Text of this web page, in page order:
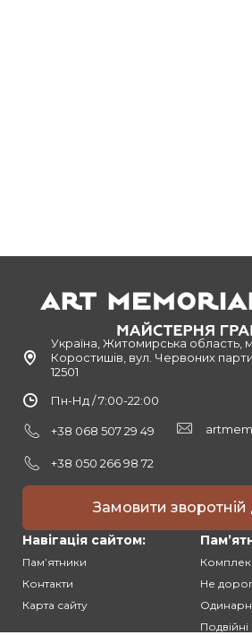
Україна, Житомирська область,
Коростишів, вул. Червоних
12501
Пн-Нд / 7:00-22:00
+38 068 507 29 49
+38 050 266 98 72
Замовити зворотній
Навігація сайтом:
Памʼятники
Контакти
Карта сайту
Не
Подвійні